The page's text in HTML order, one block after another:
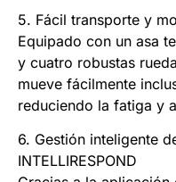
5. Fácil transporte y
Equipado con un asa
y cuatro robustas
mueve fácilmente
reduciendo la fatiga y
6. Gestión inteligente
INTELLIRESPOND